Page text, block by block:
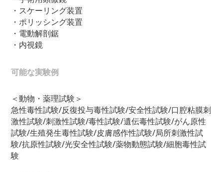
・スケーリング装置
・ポリッシング装置
・電動解剖鋸
・内視鏡
可能な実験例
＜動物・薬理試験＞
急性毒性試験/反復投与毒性試験/安全性試験/口腔粘膜刺
激性試験/刺激性試験/毒性試験/遺伝毒性試験/がん原性
試験/生殖発生毒性試験/皮膚感作性試験/局所刺激性試
験/抗原性試験/光安全性試験/薬物動態試験/細胞毒性試
験